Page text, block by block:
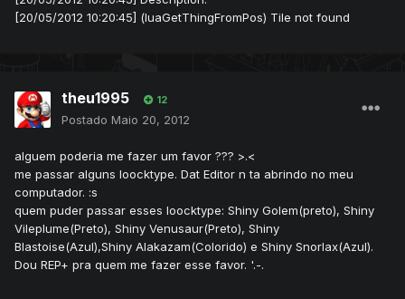
[20/05/2012 10:20:45] (luaGetThingFromPos) Tile not found
theu1995 12
Postado Maio 20, 2012
alguem poderia me fazer um favor ??? >.<
me passar alguns loocktype. Dat Editor n ta abrindo no meu
computador. :s
quem puder passar esses loocktype: Shiny Golem(preto), Shiny
Vileplume(Preto), Shiny Venusaur(Preto), Shiny
Blastoise(Azul),Shiny Alakazam(Colorido) e Shiny Snorlax(Azul).
Dou REP+ pra quem me fazer esse favor. '.-.